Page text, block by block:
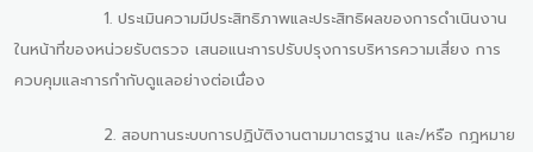
1. ประเมินความมีประสิทธิภาพและประสิทธิผลของการดำเนินงาน
ในหน้าที่ของหน่วยรับตรวจ เสนอแนะการปรับปรุงการบริหารความเสี่ยง การ
ควบคุมและการกำกับดูแลอย่างต่อเนื่อง
2. สอบทานระบบการปฏิบัติงานตามมาตรฐาน และ/หรือ กฎหมาย